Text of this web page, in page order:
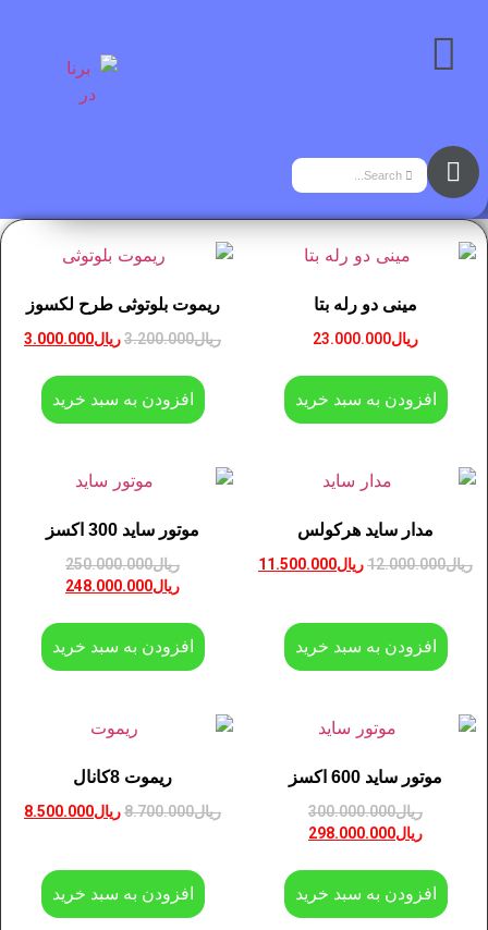
مینی دو رله بتا
ریال23.000.000
افزودن به سبد خرید
ریموت بلوتوثی طرح لکسوز
ریال3.200.000ریال3.000.000
افزودن به سبد خرید
مدار ساید هرکولس
ریال12.000.000ریال11.500.000
افزودن به سبد خرید
موتور ساید 300 اکسز
ریال250.000.000
ریال248.000.000
افزودن به سبد خرید
موتور ساید 600 اکسز
ریال300.000.000
ریال298.000.000
افزودن به سبد خرید
ریموت 8کانال
ریال8.700.000ریال8.500.000
افزودن به سبد خرید